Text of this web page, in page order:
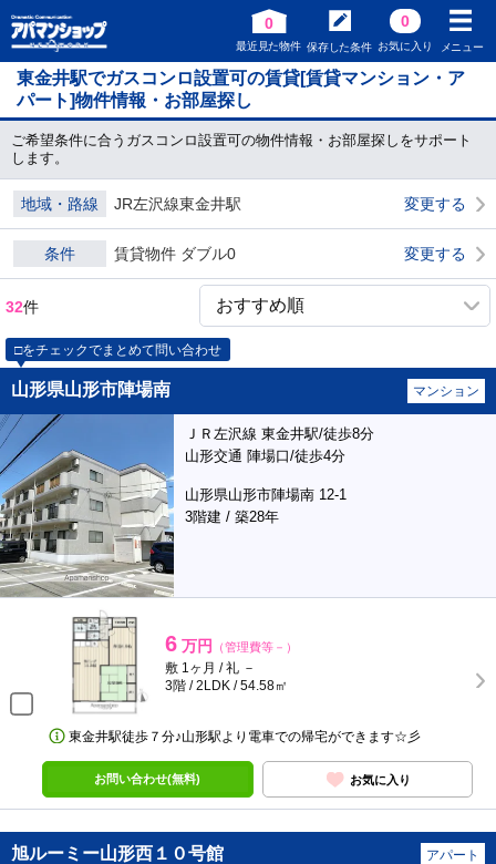
0
最近見た物件 保存した条件
0
お気に入り メニュー
東金井駅でガスコンロ設置可の賃貸[賃貸マンション・ア
パート]物件情報・お部屋探し
ご希望条件に合うガスコンロ設置可の物件情報・お部屋探しをサポート
します。
地域・路線 JR左沢線東金井駅 変更する
条件 賃貸物件 ダブル0 変更する
32件
□をチェックでまとめて問い合わせ
山形県山形市陣場南 マンション
ＪＲ左沢線 東金井駅/徒歩8分
山形交通 陣場口/徒歩4分
山形県山形市陣場南 12-1
3階建 / 築28年
6 万円 （管理費等－）
敷 1ヶ月 / 礼 －
3階 / 2LDK / 54.58㎡
東金井駅徒歩７分♪山形駅より電車での帰宅ができます☆彡
お問い合わせ(無料) お気に入り
旭ルーミー山形西１０号館 アパート